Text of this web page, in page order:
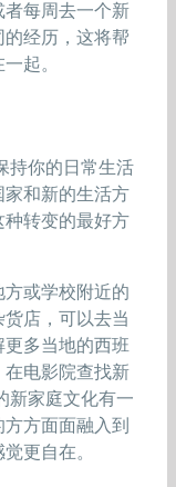
每周去一个新
的经历，这将帮
起。
持你的日常生活
家和新的生活方
转变的最好方
或学校附近的
店，可以去当
多当地的西班
在电影院查找新
新家庭文化有一
方面面融入到
更自在。